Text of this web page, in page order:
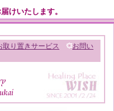
けいたします。
取り置きサービス
お問い